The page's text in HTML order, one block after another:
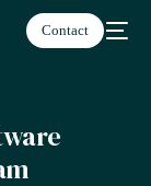
Contact